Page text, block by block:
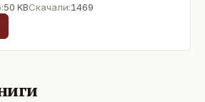
50 KBСкачали:1469